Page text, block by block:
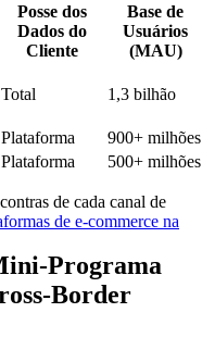
Posse dos
Dados do
Cliente
Base de
Usuários
(MAU)
Total 1,3 bilhão
Plataforma
900+ milhões
Plataforma 500+ milhões
de cada canal de
de e-commerce na
Programa
Border